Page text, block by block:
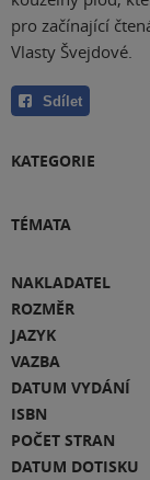
pro začínající
Vlasty Švejdové.
Sdílet
KATEGORIE
TÉMATA
NAKLADATEL
ROZMĚR
JAZYK
VAZBA
DATUM VYDÁNÍ
ISBN
POČET STRAN
DATUM DOTISKU